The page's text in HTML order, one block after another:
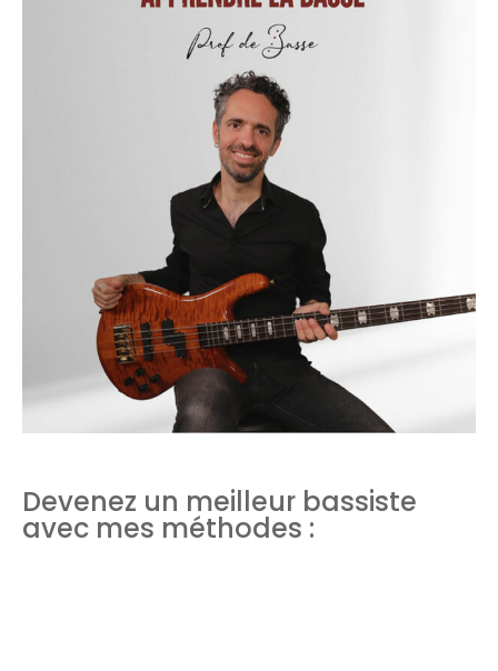
Devenez un meilleur bassiste
avec mes méthodes :